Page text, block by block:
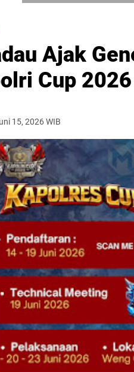
Ajak
Cup
15, 2026 WIB